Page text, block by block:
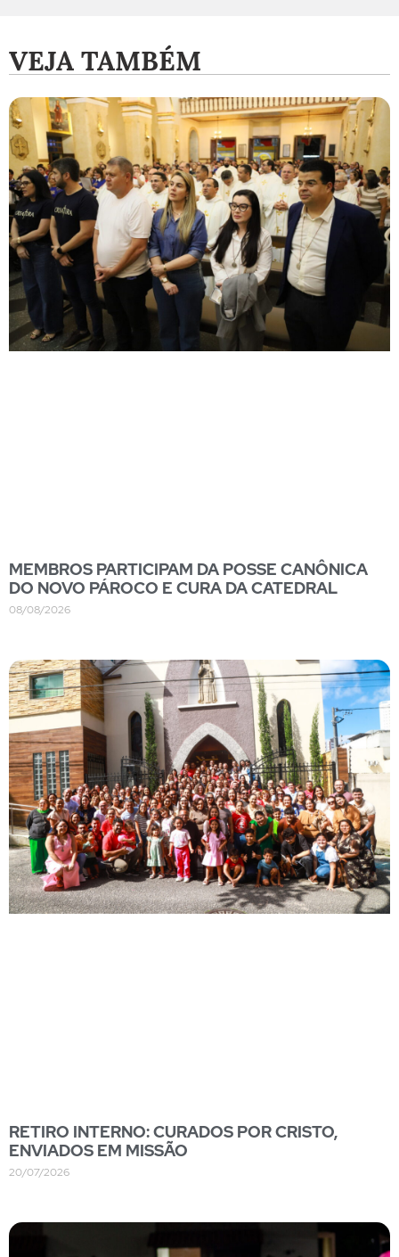
VEJA TAMBÉM
MEMBROS PARTICIPAM DA POSSE CANÔNICA
DO NOVO PÁROCO E CURA DA CATEDRAL
08/08/2026
RETIRO INTERNO: CURADOS POR CRISTO,
ENVIADOS EM MISSÃO
20/07/2026